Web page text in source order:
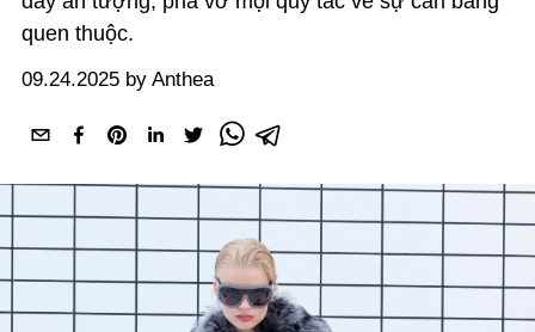
quen thuộc.
09.24.2025 by Anthea